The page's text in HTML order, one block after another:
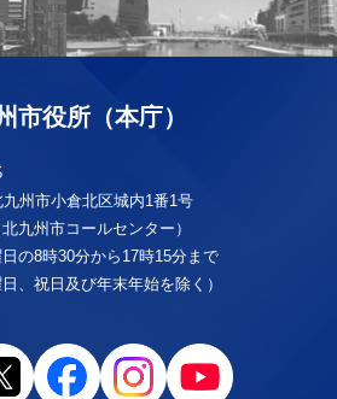
市役所（本庁）
州市小倉北区城内1番1号
九州市コールセンター）
の8時30分から17時15分まで
日、祝日及び年末年始を除く）